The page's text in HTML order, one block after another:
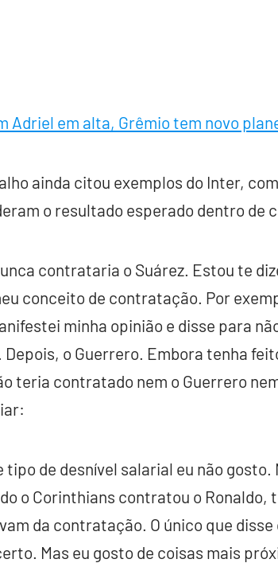
Adriel em alta, Grêmio tem novo
ainda citou exemplos do Inter,
o resultado esperado dentro de
contrataria o Suárez. Estou te
conceito de contratação. Por
minha opinião e disse para
Depois, o Guerrero. Embora tenha
teria contratado nem o Guerrero
tipo de desnível salarial eu não
o Corinthians contratou o
da contratação. O único que
Mas eu gosto de coisas mais